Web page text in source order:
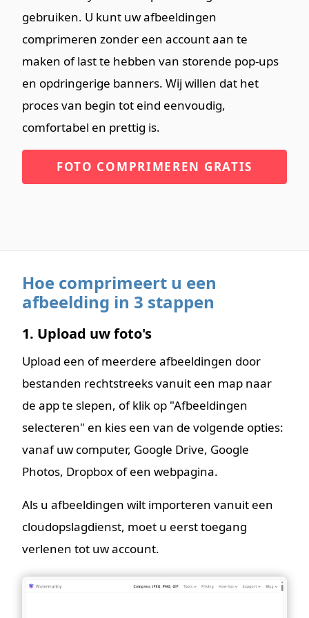
gebruiken. U kunt uw afbeeldingen
comprimeren zonder een account aan te
maken of last te hebben van storende pop-ups
en opdringerige banners. Wij willen dat het
proces van begin tot eind eenvoudig,
comfortabel en prettig is.
FOTO COMPRIMEREN GRATIS
Hoe comprimeert u een
afbeelding in 3 stappen
1. Upload uw foto's
Upload een of meerdere afbeeldingen door
bestanden rechtstreeks vanuit een map naar
de app te slepen, of klik op "Afbeeldingen
selecteren" en kies een van de volgende opties:
vanaf uw computer, Google Drive, Google
Photos, Dropbox of een webpagina.
Als u afbeeldingen wilt importeren vanuit een
cloudopslagdienst, moet u eerst toegang
verlenen tot uw account.